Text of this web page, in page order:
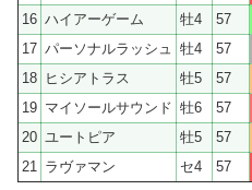
16 ハイアーゲーム 牡4 57
17 パーソナルラッシュ 牡4 57
18 ヒシアトラス 牡5 57
19 マイソールサウンド 牡6 57
20 ユートピア 牡5 57
21 ラヴァマン セ4 57